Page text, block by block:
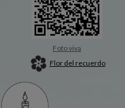
Foto viva
Flor del recuerdo